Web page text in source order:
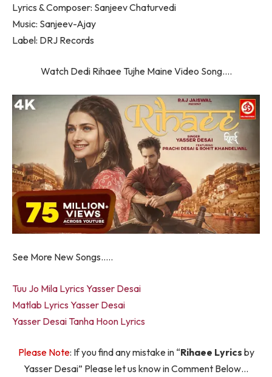
Lyrics & Composer: Sanjeev Chaturvedi
Music: Sanjeev-Ajay
Label: DRJ Records
Watch Dedi Rihaee Tujhe Maine Video Song….
See More New Songs…..
Tuu Jo Mila Lyrics Yasser Desai
Matlab Lyrics Yasser Desai
Yasser Desai Tanha Hoon Lyrics
Please Note: If you find any mistake in “Rihaee Lyrics by
Yasser Desai” Please let us know in Comment Below…